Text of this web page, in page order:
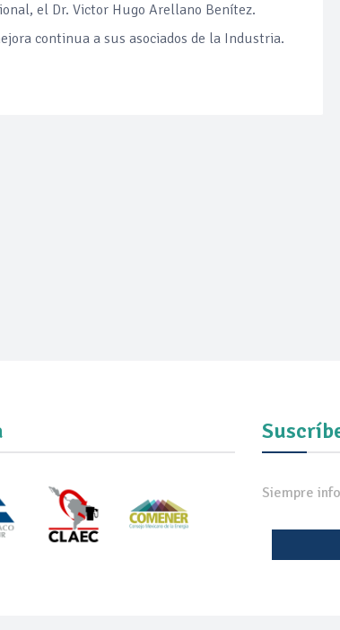
las inversiones de las Estaciones de Servicio
de las gasolineras: se espera estabilización del
el Dr. Victor Hugo Arellano Benítez.
continua a sus asociados de la Industria.
Siempre